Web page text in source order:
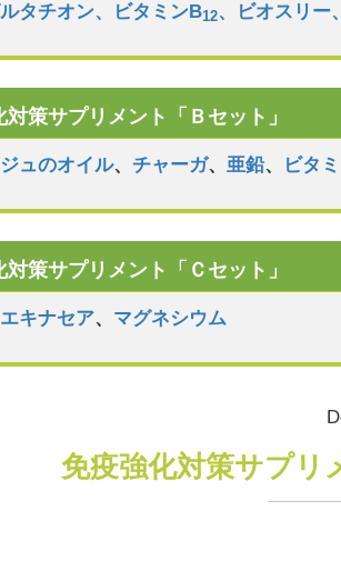
タチオン、 ビタミンB12、 ビオスリー、
策サプリメント「Ｂセット」
ュのオイル、チャーガ、亜鉛、 ビタ
策サプリメント「Ｃセット」
エキナセア、 マグネシウム
免疫強化対策サプリ